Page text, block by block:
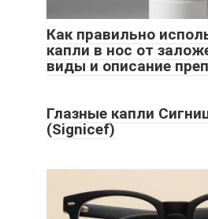
Как правильно
капли в нос от
виды и описание
Глазные капли
(Signicef)